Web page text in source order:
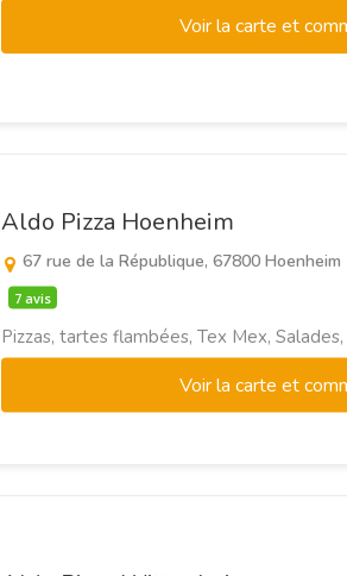
Voir la carte et
Aldo Pizza Hoenheim
67 rue de la République, 67800 Hoenheim
7 avis
Pizzas, tartes flambées, Tex Mex, Salades,
Voir la carte et